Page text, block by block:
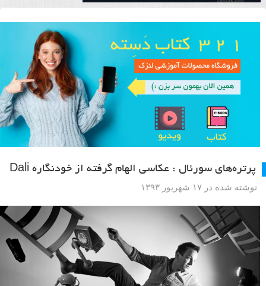
پرتره‌های سورئال : عکاسی الهام گرفته از خودنگاره Dali
نوشته شده در ۱۷ شهریور ۱۳۹۳